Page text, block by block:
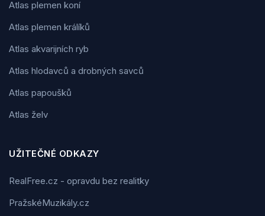
Atlas plemen koní
Atlas plemen králíků
Atlas akvarijních ryb
Atlas hlodavců a drobných savců
Atlas papoušků
Atlas želv
UŽITEČNÉ ODKAZY
RealFree.cz - opravdu bez realitky
PražskéMuzikály.cz